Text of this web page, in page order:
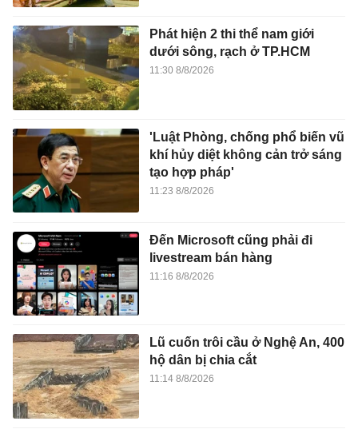
Phát hiện 2 thi thể nam giới
dưới sông, rạch ở TP.HCM
11:30 8/8/2026
'Luật Phòng, chống phổ biến vũ
khí hủy diệt không cản trở sáng
tạo hợp pháp'
11:23 8/8/2026
Đến Microsoft cũng phải đi
livestream bán hàng
11:16 8/8/2026
Lũ cuốn trôi cầu ở Nghệ An, 400
hộ dân bị chia cắt
11:14 8/8/2026